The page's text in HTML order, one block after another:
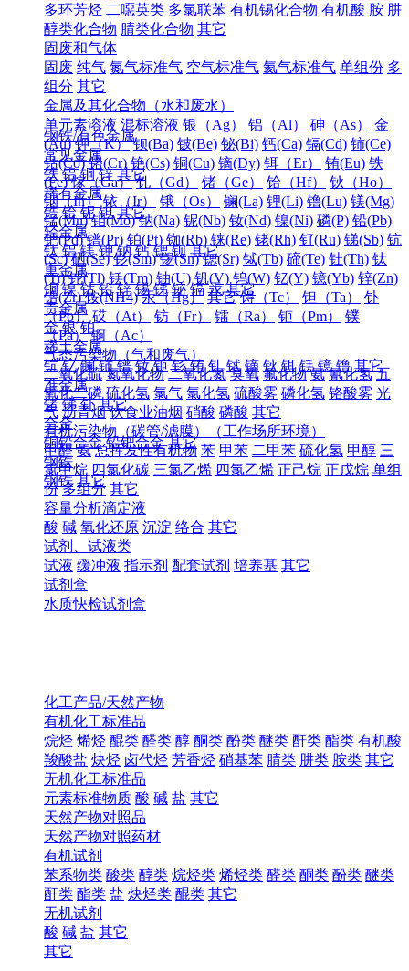
多环芳烃 二噁英类 多氯联苯 有机锡化合物 有机酸 胺 肼
醇类化合物 腈类化合物 其它
固废和气体
固废 纯气 氮气标准气 空气标准气 氦气标准气 单组份 多
组分 其它
金属及其化合物（水和废水）
单元素溶液 混标溶液 银（Ag） 铝（Al） 砷（As）
金
(Au) 钾（K） 钡(Ba) 铍(Be) 铋(Bi) 钙(Ca) 镉(Cd) 铈(Ce)
钴(Co) 铬(Cr) 铯(Cs) 铜(Cu) 镝(Dy) 铒（Er） 铕(Eu) 铁
(Fe) 镓（Ga） 钆（Gd） 锗（Ge） 铪（Hf）
钬（Ho）
铟（In） 铱（Ir） 锇（Os） 镧(La) 锂(Li) 镥(Lu) 镁(Mg)
锰(Mn) 钼(Mo) 钠(Na) 铌(Nb) 钕(Nd) 镍(Ni) 磷(P) 铅(Pb)
钯(Pd) 镨(Pr) 铂(Pt) 铷(Rb) 铼(Re) 铑(Rh) 钌(Ru) 锑(Sb) 钪
(Sc) 硒(Se) 钐(Sm) 锡(Sn) 锶(Sr) 铽(Tb) 碲(Te) 钍(Th) 钛
(Ti) 铊(Tl) 铥(Tm) 铀(U) 钒(V) 钨(W) 钇(Y) 镱(Yb) 锌(Zn)
锆(Zr) 铵(NH4) 汞（Hg） 其它 锝（Tc） 钽（Ta）
钋
（Po） 砹（At） 钫（Fr） 镭（Ra） 钷（Pm）
镤
（Pa） 锕（Ac）
气态污染物（气和废气）
二氧化硫 氮氧化物 二氧化氮 臭氧 氟化物 氨 氰化氢 五
氧化二磷 硫化氢 氯气 氯化氢 硫酸雾 磷化氢 铬酸雾 光
气 沥青烟 饮食业油烟 硝酸 磷酸 其它
有机污染物（碳管/滤膜）（工作场所环境）
甲醛 氨 总挥发性有机物 苯 甲苯 二甲苯 硫化氢 甲醇 三
氯甲烷 四氯化碳 三氯乙烯 四氯乙烯 正己烷 正戊烷 单组
份 多组分 其它
容量分析滴定液
酸 碱 氧化还原 沉淀 络合 其它
试剂、试液类
试液 缓冲液 指示剂 配套试剂 培养基 其它
试剂盒
水质快检试剂盒
钢铁/有色金属
常见金属
铁 铝 铜 锌 其它
稀有金属
锆 铪 铌 钽 其它
轻金属
钛 铝 镁 钾 钠 钙 锶 钡 其它
重金属
铜 镍 钴 铅 锌 锡 锑 铋 镉 汞 其它
贵金属
金 银 铂
稀土金属
钪 钇 镧 铈 镨 钕 钷 钐 铕 钆 铽 镝 钬 铒 铥 镱 镥 其它
准金属
锗 锑 钋 其它
合金
铜铅合金 铅钯合金 其它
钢铁
钢铁 其它
化工产品/天然产物
有机化工标准品
烷烃 烯烃 醌类 醛类 醇 酮类 酚类 醚类 酐类 酯类 有机酸
羧酸盐 炔烃 卤代烃 芳香烃 硝基苯 腈类 肼类 胺类 其它
无机化工标准品
元素标准物质 酸 碱 盐 其它
天然产物对照品
天然产物对照药材
有机试剂
苯系物类 酸类 醇类 烷烃类 烯烃类 醛类 酮类 酚类 醚类
酐类 酯类 盐 炔烃类 醌类 其它
无机试剂
酸 碱 盐 其它
其它